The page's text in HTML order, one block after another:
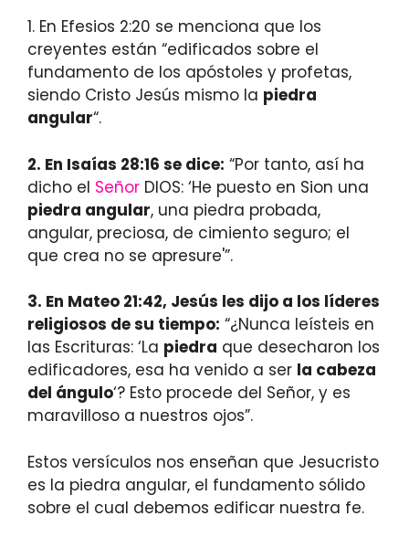
1. En Efesios 2:20 se menciona que los
creyentes están “edificados sobre el
fundamento de los apóstoles y profetas,
siendo Cristo Jesús mismo la piedra
angular“.
2. En Isaías 28:16 se dice: “Por tanto, así ha
dicho el Señor DIOS: ‘He puesto en Sion una
piedra angular, una piedra probada,
angular, preciosa, de cimiento seguro; el
que crea no se apresure'”.
3. En Mateo 21:42, Jesús les dijo a los líderes
religiosos de su tiempo: “¿Nunca leísteis en
las Escrituras: ‘La piedra que desecharon los
edificadores, esa ha venido a ser la cabeza
del ángulo‘? Esto procede del Señor, y es
maravilloso a nuestros ojos”.
Estos versículos nos enseñan que Jesucristo
es la piedra angular, el fundamento sólido
sobre el cual debemos edificar nuestra fe.